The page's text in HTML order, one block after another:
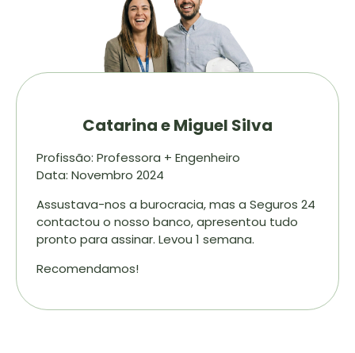
Catarina e Miguel Silva
Profissão: Professora + Engenheiro
Data: Novembro 2024
Assustava-nos a burocracia, mas a Seguros 24
contactou o nosso banco, apresentou tudo
pronto para assinar. Levou 1 semana.
Recomendamos!